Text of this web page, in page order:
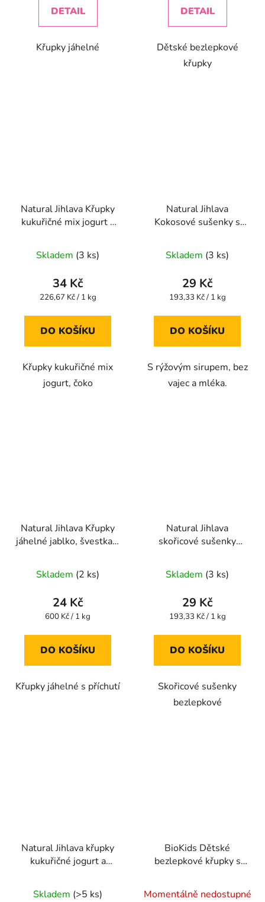
DETAIL
Křupky jáhelné
DETAIL
Dětské bezlepkové
křupky
Natural Jihlava Křupky
kukuřičné mix jogurt -
hodnocení
produktu
je
z
Skladem (3 ks)
34 Kč
Měrná
226,67 Kč / 1 kg
DO KOŠÍKU
Křupky kukuřičné mix
jogurt, čoko
Natural Jihlava
Kokosové sušenky s
150g
hodnocení
produktu
je
z
Skladem (3 ks)
29 Kč
Měrná
193,33 Kč / 1 kg
DO KOŠÍKU
S rýžovým sirupem, bez
vajec a mléka.
Natural Jihlava Křupky
jáhelné jablko, švestka a
Skladem (2 ks)
24 Kč
Měrná
600 Kč / 1 kg
DO KOŠÍKU
Křupky jáhelné s příchutí
Natural Jihlava
skořicové sušenky
hodnocení
produktu
je
z
Skladem (3 ks)
29 Kč
Měrná
193,33 Kč / 1 kg
DO KOŠÍKU
Skořicové sušenky
bezlepkové
Natural Jihlava křupky
kukuřičné jogurt a
Skladem (>5 ks)
BioKids Dětské
bezlepkové křupky s
55g
Momentálně nedostupné